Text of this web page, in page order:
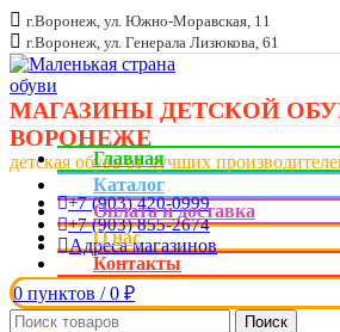
г.Воронеж, ул. Южно-Моравская, 11
г.Воронеж, ул. Генерала Лизюкова, 61
МАГАЗИНЫ ДЕТСКОЙ
ВОРОНЕЖЕ
детская обувь от лучших
+7 (903) 420-0999
+7 (903) 855-2674
Адреса магазинов
0 пунктов / 0 ₽
Поиск
Главная
Каталог
Оплата и доставка
О нас
Контакты